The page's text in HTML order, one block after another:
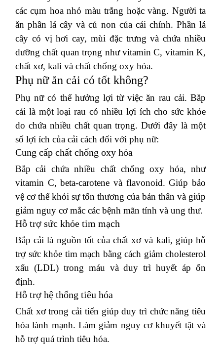
các cụm hoa nhỏ màu trắng hoặc vàng. Người ta
ăn phần lá cây và củ non của cải chính. Phần lá
cây có vị hơi cay, mùi đặc trưng và chứa nhiều
dưỡng chất quan trọng như vitamin C, vitamin K,
chất xơ, kali và chất chống oxy hóa.
Phụ nữ ăn cải có tốt không?
Phụ nữ có thể hưởng lợi từ việc ăn rau cải. Bắp
cải là một loại rau có nhiều lợi ích cho sức khỏe
do chứa nhiều chất quan trọng.Dưới đây là một
số lợi ích của cải cách đối với phụ nữ:
Cung cấp chất chống oxy hóa
Bắp cải chứa nhiều chất chống oxy hóa, như
vitamin C, beta-carotene và flavonoid.Giúp bảo
vệ cơ thể khỏi sự tổn thương của bản thân và giúp
giảm nguy cơ mắc các bệnh mãn tính và ung thư.
Hỗ trợ sức khỏe tim mạch
Bắp cải là nguồn tốt của chất xơ và kali, giúp hỗ
trợ sức khỏe tim mạch bằng cách giảm cholesterol
xấu (LDL) trong máu và duy trì huyết áp ổn
định.
Hỗ trợ hệ thống tiêu hóa
Chất xơ trong cải tiến giúp duy trì chức năng tiêu
hóa lành mạnh. Làm giảm nguy cơ khuyết tật và
hỗ trợ quá trình tiêu hóa.